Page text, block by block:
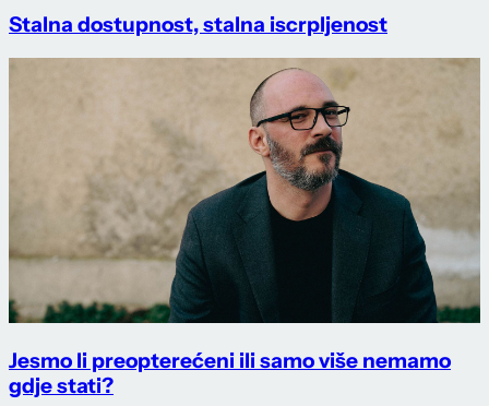
Stalna dostupnost, stalna iscrpljenost
Jesmo li preopterećeni ili samo više nemamo
gdje stati?